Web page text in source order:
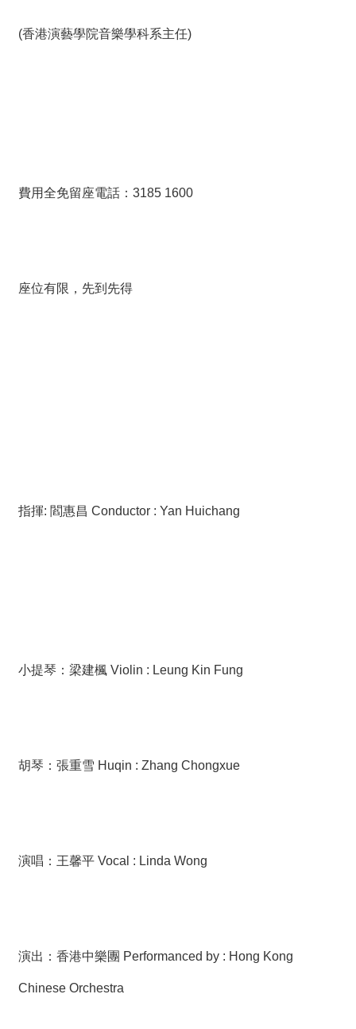
(香港演藝學院音樂學科系主任)
費用全免留座電話：3185 1600
座位有限，先到先得
指揮: 閻惠昌 Conductor : Yan Huichang
小提琴：梁建楓 Violin : Leung Kin Fung
胡琴：張重雪 Huqin : Zhang Chongxue
演唱：王馨平 Vocal : Linda Wong
演出：香港中樂團 Performanced by : Hong Kong
Chinese Orchestra